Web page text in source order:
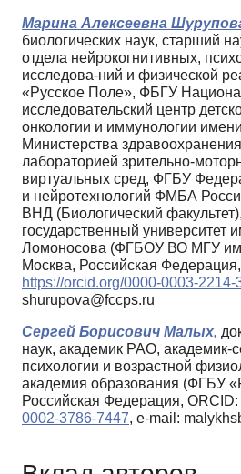
Марина Алексеевна
биологических наук, старший
отдела нейрокогнитивных,
исследова-ний и физической
«Русское Поле», ФБГУ
исследовательский центр
онкологии и иммунологии
Министерства
лабораторией зрительно-
виртуальных сред, ФГБУ
и нейротехнологий ФМБА
ВНД (Биологический
государственный университет
Ломоносова (ФГБОУ ВО МГУ
Москва, Российская
https://orcid.org/0000-0003-2214-
shurupova@fccps.ru
Сергей Борисович Малых,
наук, академик РАО, академик-
психологии и возрастной
академия образования (ФГБУ
Российская Федерация, ORCID:
0002-3786-7447, e-mail: